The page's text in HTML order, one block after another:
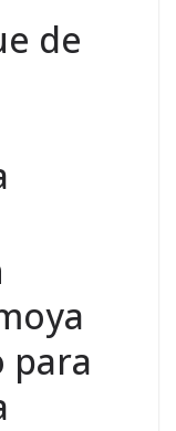
de
para